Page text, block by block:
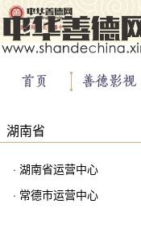
湖南省
· 湖南省运营中心
· 常德市运营中心